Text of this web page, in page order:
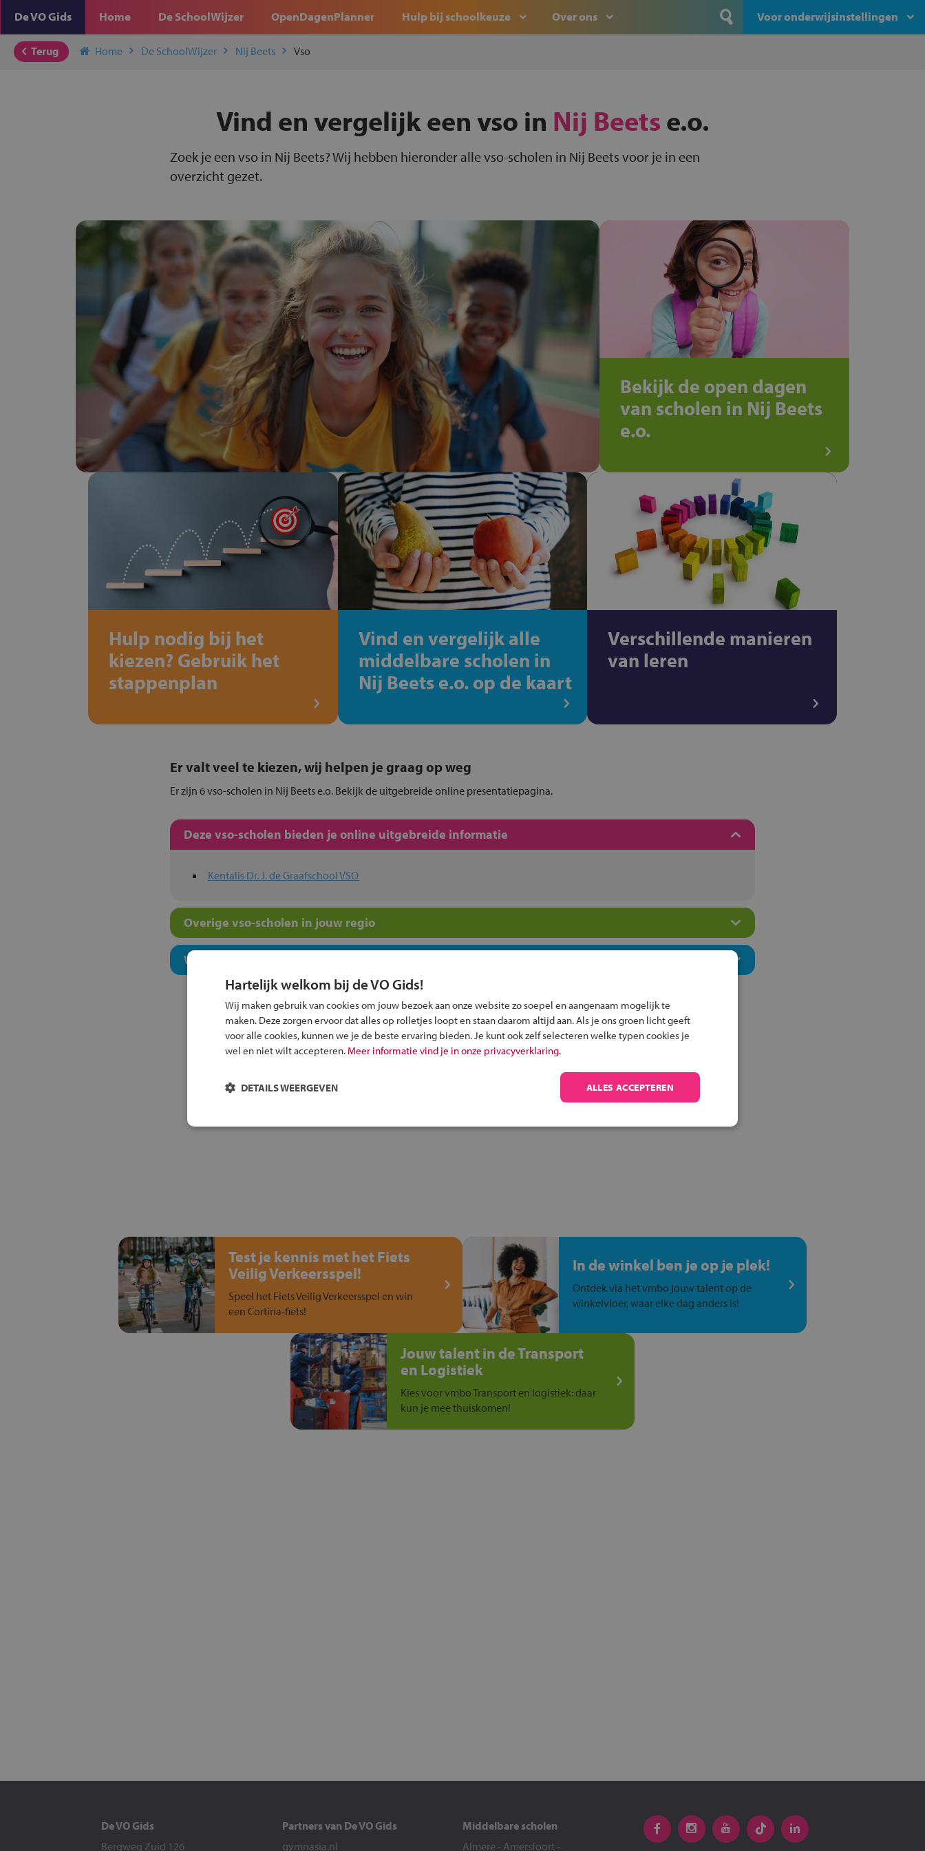
De VO Gids Home De SchoolWijzer OpenDagenPlanner Hulp bij schoolkeuze Over ons Voor onderwijsinstellingen
Terug Home De SchoolWijzer Nij Beets Vso
Vind en vergelijk een vso in Nij Beetse.o.
Zoek je een vso in Nij Beets? Wij hebben hieronder alle vso-scholen in Nij Beets voor je in een
overzicht gezet.
Bekijk de open dagen
van scholen in Nij Beets
e.o.
Hulp nodig bij het
kiezen? Gebruik het
stappenplan
Vind en vergelijk alle
middelbare scholen in
Nij Beets e.o. op de kaart
Verschillende manieren
van leren
Er valt veel te kiezen, wij helpen je graag op weg
Er zijn 6 vso-scholen in Nij Beets e.o. Bekijk de uitgebreide online presentatiepagina.
Deze vso-scholen bieden je online uitgebreide informatie
Kentalis Dr. J. de Graafschool VSO
Overige vso-scholen in jouw regio
Welk onderwijsconcept past bij jou?
Inschrijven?
Alle informatie om je kind aan te melden bij
Test je kennis met het Fiets
Veilig Verkeersspel!
Speel het Fiets Veilig Verkeersspel en win
een Cortina-fiets!
In de winkel ben je op je plek!
Ontdek via het vmbo jouw talent op de
winkelvloer, waar elke dag anders is!
Jouw talent in de Transport
en Logistiek
Kies voor vmbo Transport en logistiek: daar
kun je mee thuiskomen!
De VO Gids
Bergweg Zuid 126
Partners van De VO Gids
gymnasia.nl
Middelbare scholen
Almere - Amersfoort -
Hartelijk welkom bij de VO Gids!
Wij maken gebruik van cookies om jouw bezoek aan onze website zo soepel en aangenaam mogelijk te
maken. Deze zorgen ervoor dat alles op rolletjes loopt en staan daarom altijd aan. Als je ons groen licht geeft
voor alle cookies, kunnen we je de beste ervaring bieden. Je kunt ook zelf selecteren welke typen cookies je
wel en niet wilt accepteren. Meer informatie vind je in onze privacyverklaring.
ALLES ACCEPTEREN
DETAILS WEERGEVEN